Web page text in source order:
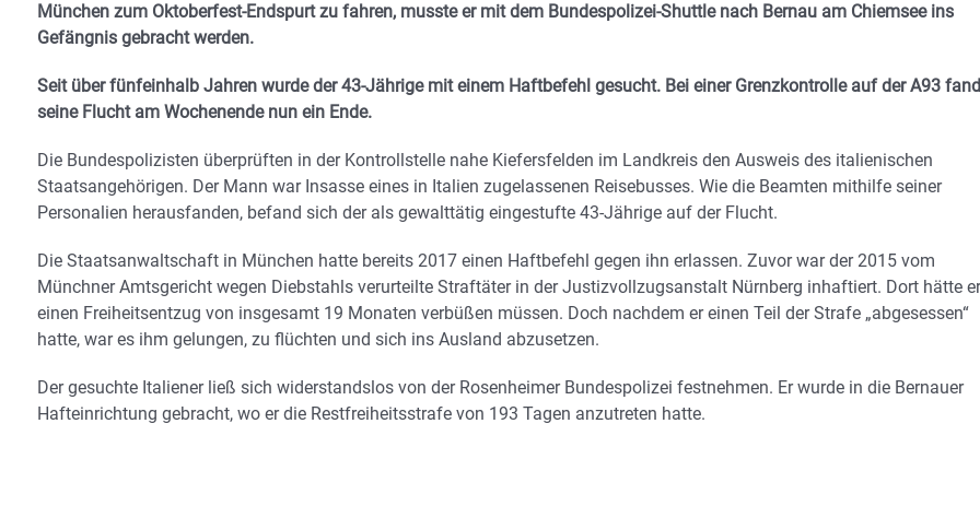
München zum Oktoberfest-Endspurt zu fahren, musste er mit dem Bundespolizei-Shuttle nach Bernau am Chiemsee ins
Gefängnis gebracht werden.
Seit über fünfeinhalb Jahren wurde der 43-Jährige mit einem Haftbefehl gesucht. Bei einer Grenzkontrolle auf der A93 fand
seine Flucht am Wochenende nun ein Ende.
Die Bundespolizisten überprüften in der Kontrollstelle nahe Kiefersfelden im Landkreis den Ausweis des italienischen
Staatsangehörigen. Der Mann war Insasse eines in Italien zugelassenen Reisebusses. Wie die Beamten mithilfe seiner
Personalien herausfanden, befand sich der als gewalttätig eingestufte 43-Jährige auf der Flucht.
Die Staatsanwaltschaft in München hatte bereits 2017 einen Haftbefehl gegen ihn erlassen. Zuvor war der 2015 vom
Münchner Amtsgericht wegen Diebstahls verurteilte Straftäter in der Justizvollzugsanstalt Nürnberg inhaftiert. Dort hätte er
einen Freiheitsentzug von insgesamt 19 Monaten verbüßen müssen. Doch nachdem er einen Teil der Strafe „abgesessen“
hatte, war es ihm gelungen, zu flüchten und sich ins Ausland abzusetzen.
Der gesuchte Italiener ließ sich widerstandslos von der Rosenheimer Bundespolizei festnehmen. Er wurde in die Bernauer
Hafteinrichtung gebracht, wo er die Restfreiheitsstrafe von 193 Tagen anzutreten hatte.